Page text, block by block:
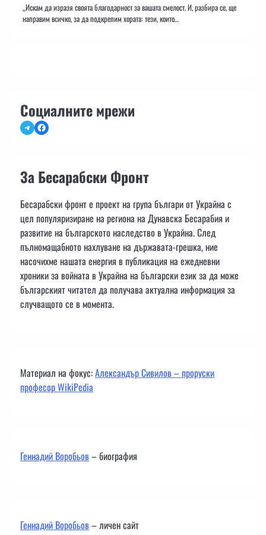
„Искам да изразя своята благодарност за вашата смелост. И, разбира се, ще
направим всичко, за да подкрепим хората: тези, които…
Социалните мрежи
TelegramFacebook
За Бесарабски Фронт
Бесарабски фронт е проект на група българи от Украйна с
цел популяризиране на региона на Дунавска Бесарабия и
развитие на българското наследство в Украйна. След
пълномащабното нахлуване на държавата-грешка, ние
насочихме нашата енергия в публикация на ежедневни
хроники за войната в Украйна на български език за да може
българският читател да получава актуална информация за
случващото се в момента.
Материал на фокус:Александър Сивилов – проруски
професор WikiPedia
Геннадий Воробьов– биография
Геннадий Воробьов– личен сайт